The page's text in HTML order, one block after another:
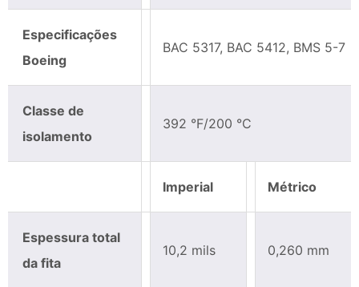
Especificações
Boeing
BAC 5317, BAC 5412, BMS 5-7
Classe de
isolamento
392 °F/200 °C
Imperial Métrico
Espessura total
da fita
10,2 mils 0,260 mm